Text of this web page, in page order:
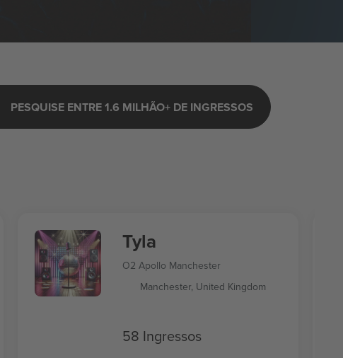
PESQUISE ENTRE 1.6 MILHÃO+ DE INGRESSOS
Tyla
O2 Apollo Manchester
Manchester, United Kingdom
58 Ingressos